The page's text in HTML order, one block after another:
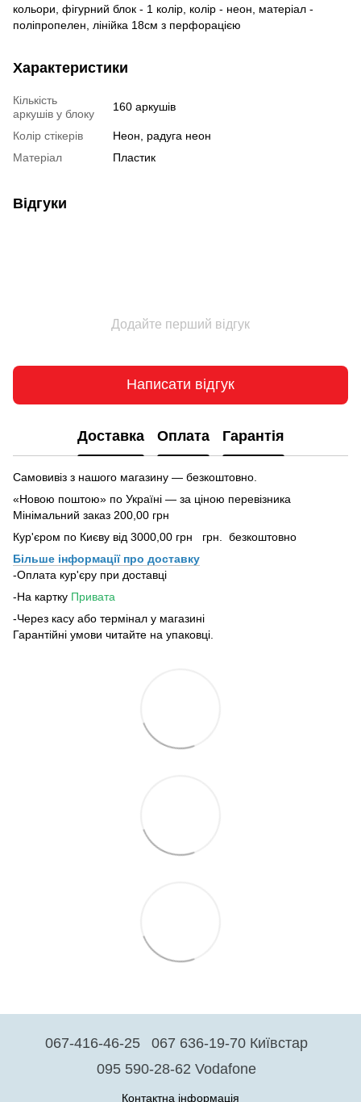
кольори, фігурний блок - 1 колір, колір - неон, матеріал -
поліпропелен, лінійка 18см з перфорацією
Характеристики
Кількість
аркушів у блоку
160 аркушів
Колір стікерів
Неон, радуга неон
Матеріал
Пластик
Відгуки
Додайте перший відгук
Написати відгук
Доставка Оплата Гарантія
Самовивіз з нашого магазину — безкоштовно.
«Новою поштою» по Україні — за ціною перевізника
Мінімальний заказ 200,00 грн
Кур'єром по Києву від 3000,00 грн грн. безкоштовно
Більше інформації про доставку
-Оплата кур'єру при доставці
-На картку Привата
-Через касу або термінал у магазині
Гарантійні умови читайте на упаковці.
067-416-46-25
067 636-19-70 Київстар
095 590-28-62 Vodafone
Контактна інформація